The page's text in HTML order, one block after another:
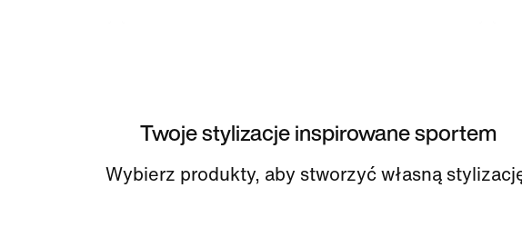
Twoje stylizacje inspirowane sportem
Wybierz produkty, aby stworzyć własną